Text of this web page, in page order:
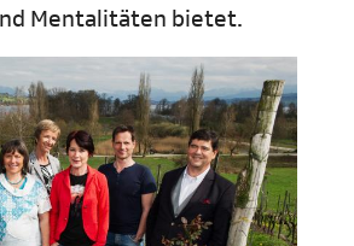
Mentalitäten bietet.